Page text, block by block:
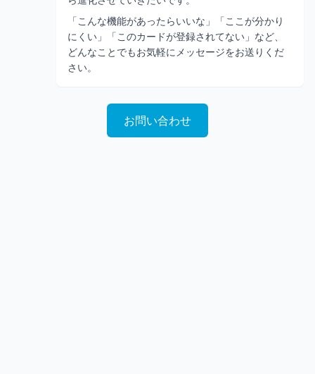
「こんな機能があったらいいな」「ここが分かり
にくい」「このカードが登録されてない」など、
どんなことでもお気軽にメッセージをお送りくだ
さい。
お問い合わせ